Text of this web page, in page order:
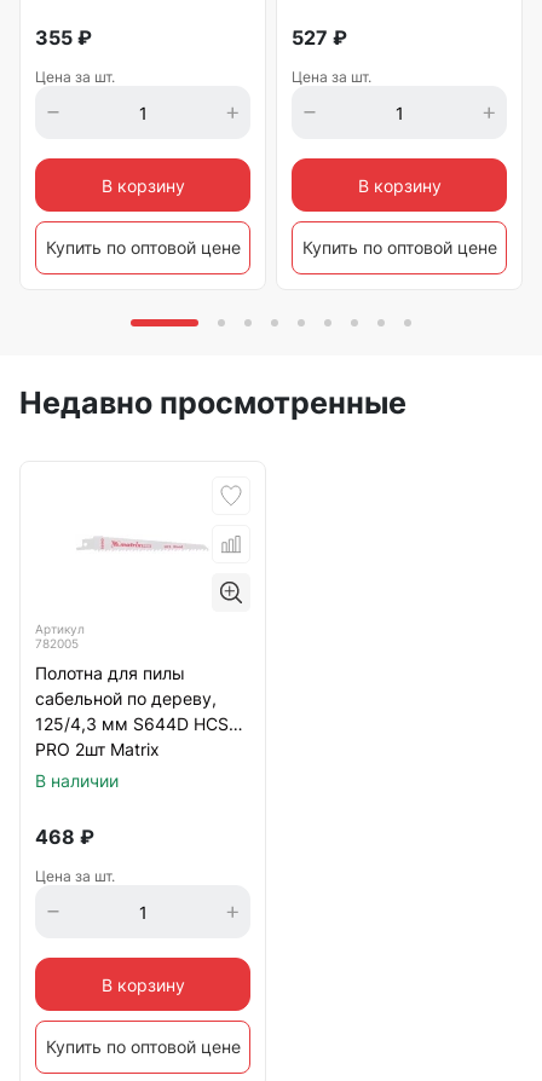
355 ₽
Цена за шт.
В корзину
Купить по оптовой цене
527 ₽
Цена за шт.
В корзину
Купить по оптовой цене
Недавно просмотренные
Артикул
782005
Полотна для пилы
сабельной по дереву,
125/4,3 мм S644D HCS
PRO 2шт Matrix
В наличии
468 ₽
Цена за шт.
В корзину
Купить по оптовой цене